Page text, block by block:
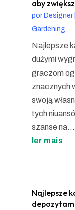
aby
porDesigner|
Gardening
Najlepsze
dużymi
graczom
znacznych
swoją
tych
szanse na...
ler mais
Najlepsze